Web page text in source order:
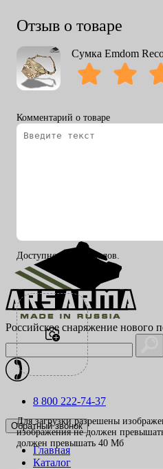
Российское снаряжение нового
8 800 222-74-37
Обратный звонок
Главная
Каталог
Отзыв о товаре
Сумка Emdom
Комментарий о товаре
Доступно 200 символов.
Для загрузки разрешены
изображения не должен
должен превышать 40 Mб